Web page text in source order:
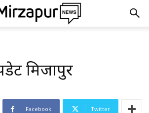
मिर्जापुर
Facebook Twitter